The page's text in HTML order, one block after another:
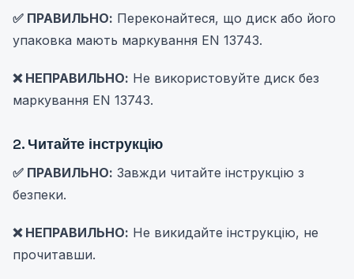
✅ ПРАВИЛЬНО: Переконайтеся, що диск або його
упаковка мають маркування EN 13743.
❌ НЕПРАВИЛЬНО: Не використовуйте диск без
маркування EN 13743.
2. Читайте інструкцію
✅ ПРАВИЛЬНО: Завжди читайте інструкцію з
безпеки.
❌ НЕПРАВИЛЬНО: Не викидайте інструкцію, не
прочитавши.